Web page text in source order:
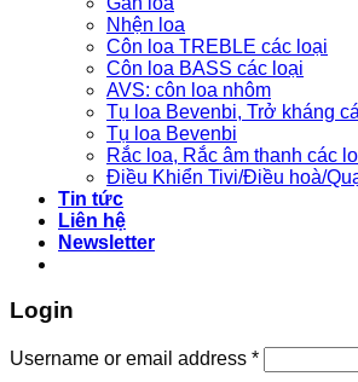
Nhện loa
Côn loa TREBLE các loại
Côn loa BASS các loại
AVS: côn loa nhôm
Tụ loa Bevenbi, Trở kháng
Tụ loa Bevenbi
Rắc loa, Rắc âm thanh các
Điều Khiển Tivi/Điều hoà/
Tin tức
Liên hệ
Newsletter
Login
Username or email address *